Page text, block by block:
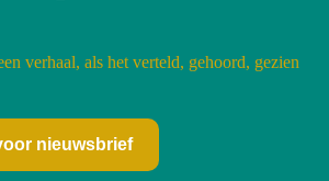
verhaal, als het verteld, gehoord, gezien
nieuwsbrief